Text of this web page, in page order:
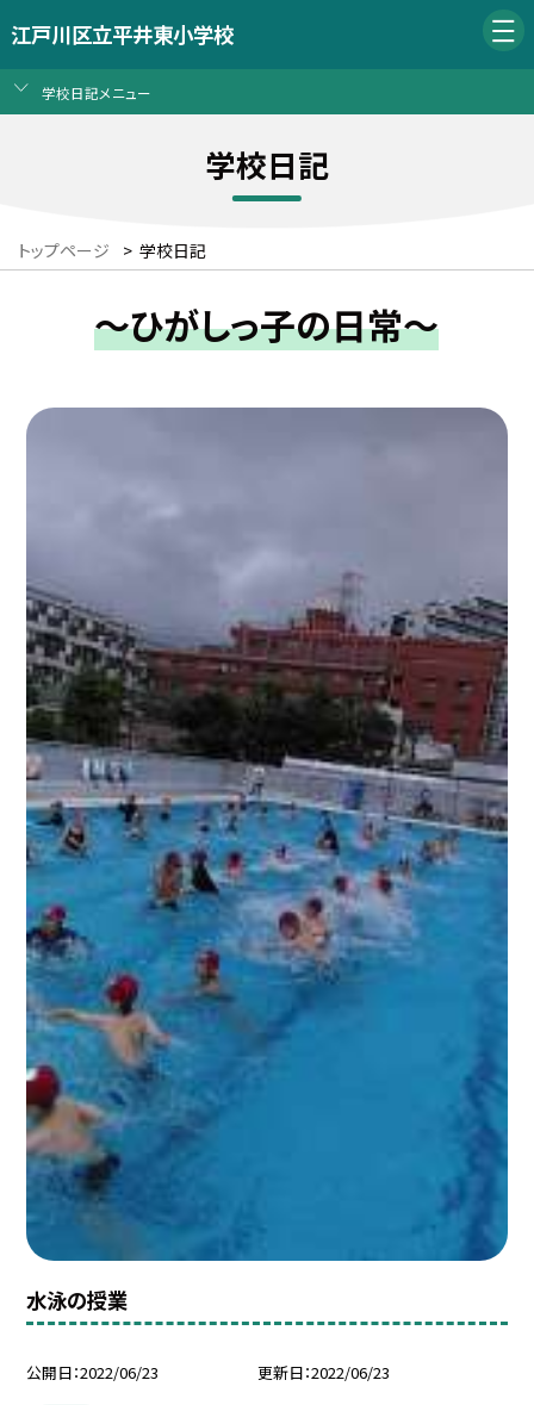
江戸川区立平井東小学校
学校日記メニュー
学校日記
トップページ > 学校日記
～ひがしっ子の日常～
水泳の授業
公開日 2022/06/23 更新日 2022/06/23